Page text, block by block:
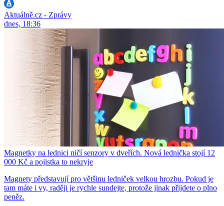
Aktuálně.cz - Zprávy
dnes, 18:36
Magnetky na lednici ničí senzory v dveřích. Nová lednička stojí 12
000 Kč a pojistka to nekryje
Magnety představují pro většinu ledniček velkou hrozbu. Pokud je
tam máte i vy, raději je rychle sundejte, protože jinak přijdete o plno
peněz.